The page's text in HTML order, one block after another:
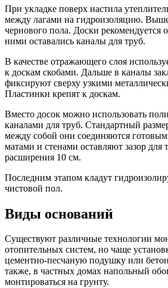
При укладке поверх настила
между лагами на гидроизоляцию.
чернового пола. Доски рекомендуется
ними оставались каналы для труб.
В качестве отражающего слоя
к доскам скобами. Дальше в каналы
фиксируют сверху узкими
Пластинки крепят к доскам.
Вместо досок можно использовать
каналами для труб. Стандартный
между собой они соединяются
матами и стенами оставляют зазор для
расширения 10 см.
Последним этапом кладут
чистовой пол.
Виды оснований
Существуют различные технологии
отопительных систем, но чаще
цементно-песчаную подушку или
также, в частных домах напольный
монтироваться на грунту.